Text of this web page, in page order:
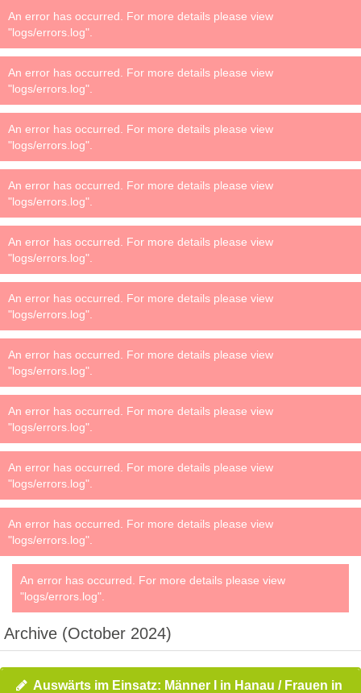
An error has occurred. For more details please view
"logs/errors.log".
An error has occurred. For more details please view
"logs/errors.log".
An error has occurred. For more details please view
"logs/errors.log".
An error has occurred. For more details please view
"logs/errors.log".
An error has occurred. For more details please view
"logs/errors.log".
An error has occurred. For more details please view
"logs/errors.log".
An error has occurred. For more details please view
"logs/errors.log".
An error has occurred. For more details please view
"logs/errors.log".
An error has occurred. For more details please view
"logs/errors.log".
An error has occurred. For more details please view
"logs/errors.log".
An error has occurred. For more details please view
"logs/errors.log".
Archive (October 2024)
Auswärts im Einsatz: Männer I in Hanau / Frauen in